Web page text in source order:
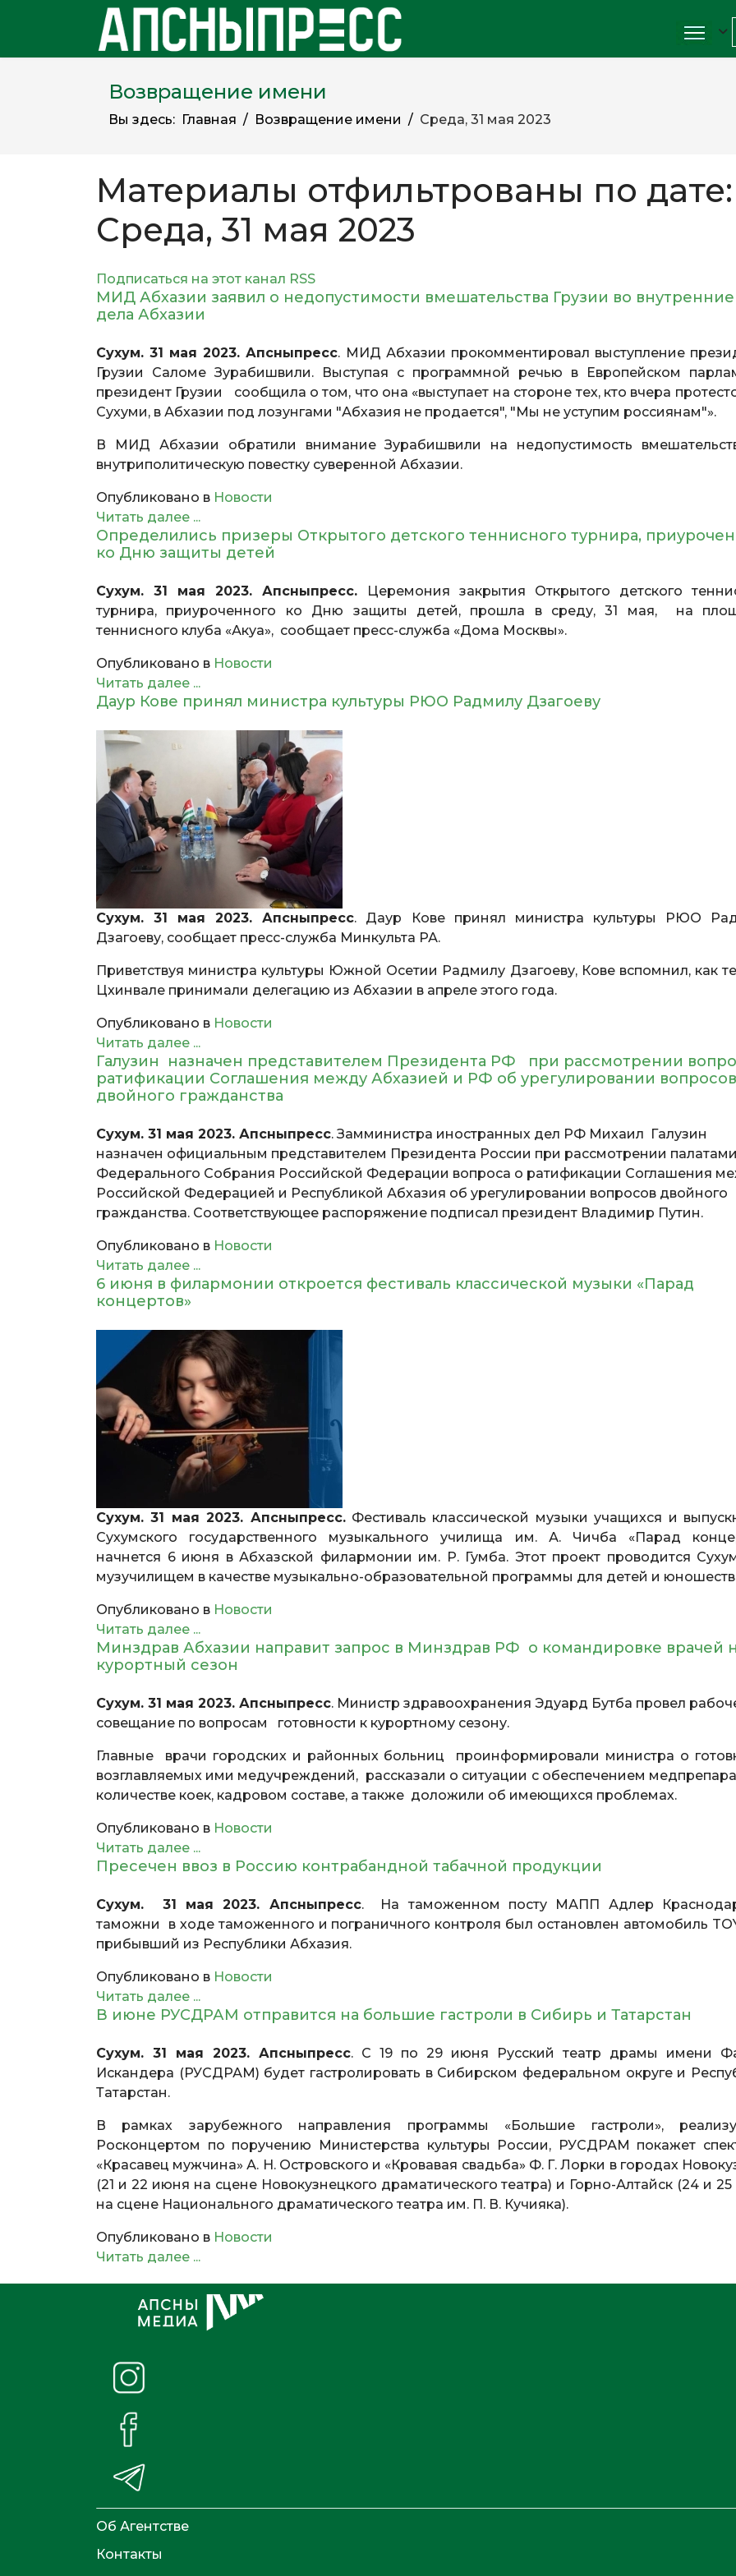
Возвращение имени
Вы здесь: Главная Возвращение имени Среда, 31 мая 2023
Материалы отфильтрованы по дате:
Среда, 31 мая 2023
Подписаться на этот канал RSS
МИД Абхазии заявил о недопустимости вмешательства Грузии во внутренние
дела Абхазии
Сухум. 31 мая 2023. Апсныпресс. МИД Абхазии прокомментировал выступление
Грузии Саломе Зурабишвили. Выступая с программной речью в Европейском
президент Грузии сообщила о том, что она «выступает на стороне тех, кто вчера
Сухуми, в Абхазии под лозунгами "Абхазия не продается", "Мы не уступим россиянам"».
В МИД Абхазии обратили внимание Зурабишвили на недопустимость
внутриполитическую повестку суверенной Абхазии.
Опубликовано в Новости
Читать далее ...
Определились призеры Открытого детского теннисного турнира,
ко Дню защиты детей
Сухум. 31 мая 2023. Апсныпресс. Церемония закрытия Открытого детского
турнира, приуроченного ко Дню защиты детей, прошла в среду, 31 мая, на
теннисного клуба «Акуа», сообщает пресс-служба «Дома Москвы».
Опубликовано в Новости
Читать далее ...
Даур Кове принял министра культуры РЮО Радмилу Дзагоеву
Сухум. 31 мая 2023. Апсныпресс. Даур Кове принял министра культуры РЮО
Дзагоеву, сообщает пресс-служба Минкульта РА.
Приветствуя министра культуры Южной Осетии Радмилу Дзагоеву, Кове вспомнил, как
Цхинвале принимали делегацию из Абхазии в апреле этого года.
Опубликовано в Новости
Читать далее ...
Галузин назначен представителем Президента РФ при рассмотрении
ратификации Соглашения между Абхазией и РФ об урегулировании вопросов
двойного гражданства
Сухум. 31 мая 2023. Апсныпресс. Замминистра иностранных дел РФ Михаил Галузин
назначен официальным представителем Президента России при рассмотрении палатами
Федерального Собрания Российской Федерации вопроса о ратификации Соглашения
Российской Федерацией и Республикой Абхазия об урегулировании вопросов двойного
гражданства. Соответствующее распоряжение подписал президент Владимир Путин.
Опубликовано в Новости
Читать далее ...
6 июня в филармонии откроется фестиваль классической музыки «Парад
концертов»
Сухум. 31 мая 2023. Апсныпресс.Фестиваль классической музыки учащихся и
Сухумского государственного музыкального училища им. А. Чичба «Парад
начнется 6 июня в Абхазской филармонии им. Р. Гумба. Этот проект проводится
музучилищем в качестве музыкально-образовательной программы для детей и
Опубликовано в Новости
Читать далее ...
Минздрав Абхазии направит запрос в Минздрав РФ о командировке врачей
курортный сезон
Сухум. 31 мая 2023. Апсныпресс. Министр здравоохранения Эдуард Бутба провел
совещание по вопросам готовности к курортному сезону.
Главные врачи городских и районных больниц проинформировали министра о
возглавляемых ими медучреждений, рассказали о ситуации с обеспечением
количестве коек, кадровом составе, а также доложили об имеющихся проблемах.
Опубликовано в Новости
Читать далее ...
Пресечен ввоз в Россию контрабандной табачной продукции
Сухум. 31 мая 2023. Апсныпресс. На таможенном посту МАПП Адлер
таможни в ходе таможенного и пограничного контроля был остановлен автомобиль
прибывший из Республики Абхазия.
Опубликовано в Новости
Читать далее ...
В июне РУСДРАМ отправится на большие гастроли в Сибирь и Татарстан
Сухум. 31 мая 2023. Апсныпресс. С 19 по 29 июня Русский театр драмы имени
Искандера (РУСДРАМ) будет гастролировать в Сибирском федеральном округе и
Татарстан.
В рамках зарубежного направления программы «Большие гастроли»,
Росконцертом по поручению Министерства культуры России, РУСДРАМ покажет
«Красавец мужчина» А. Н. Островского и «Кровавая свадьба» Ф. Г. Лорки в городах
(21 и 22 июня на сцене Новокузнецкого драматического театра) и Горно-Алтайск (24 и
на сцене Национального драматического театра им. П. В. Кучияка).
Опубликовано в Новости
Читать далее ...
Об Агентстве
Контакты